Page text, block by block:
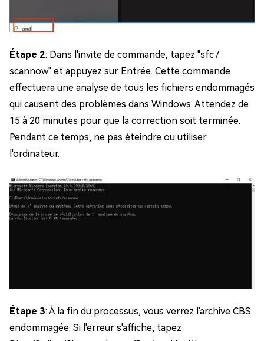
Étape 2: Dans l'invite de commande, tapez "sfc /
scannow" et appuyez sur Entrée. Cette commande
effectuera une analyse de tous les fichiers endommagés
qui causent des problèmes dans Windows. Attendez de
15 à 20 minutes pour que la correction soit terminée.
Pendant ce temps, ne pas éteindre ou utiliser
l'ordinateur.
Étape 3: À la fin du processus, vous verrez l'archive CBS
endommagée. Si l'erreur s'affiche, tapez